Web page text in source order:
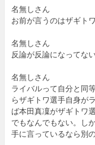
名無しさん
お前が言うのはザギト
名無しさん
反論が反論になってな
名無しさん
ライバルって自分と同
らザギトワ選手自身が
ば本田真凜がザギトワ
でもなんでもない。し
手に言っているなら別